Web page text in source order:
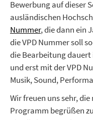
Bewerbung auf dieser
ausländischen
Nummer,die dann ein
die VPD Nummer soll
die Bearbeitung dauert
und erst mit der VPD
Musik, Sound,
Wir freuen uns sehr,
Programm begrüßen